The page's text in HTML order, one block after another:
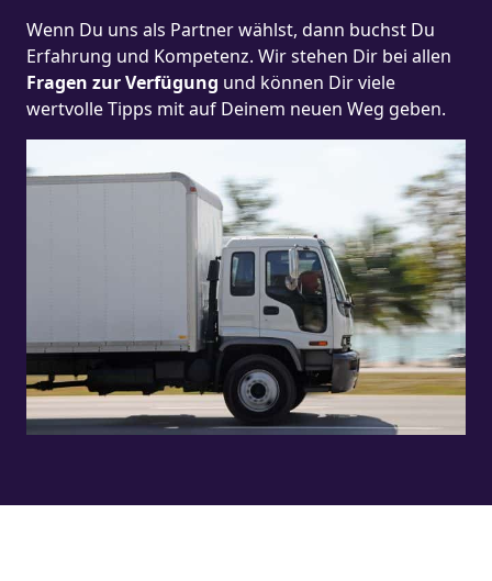
Wenn Du uns als Partner wählst, dann buchst Du
Erfahrung und Kompetenz. Wir stehen Dir bei allen
Fragen zur Verfügung und können Dir viele
wertvolle Tipps mit auf Deinem neuen Weg geben.